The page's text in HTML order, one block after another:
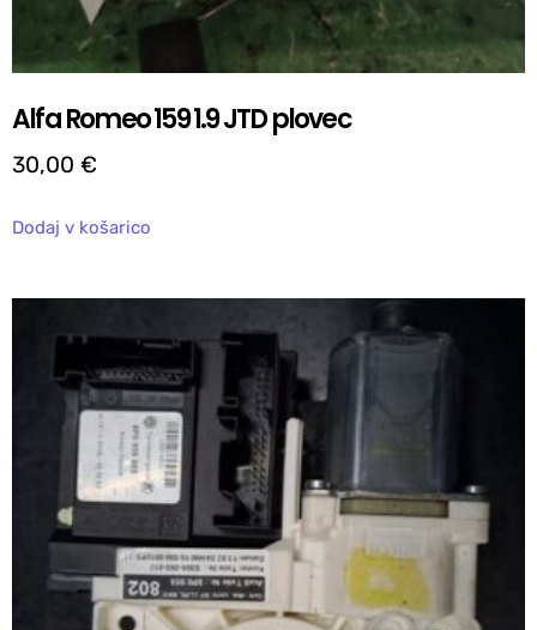
Alfa Romeo 159 1.9 JTD plovec
30,00 €
Dodaj v košarico